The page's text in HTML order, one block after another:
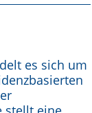
es sich um